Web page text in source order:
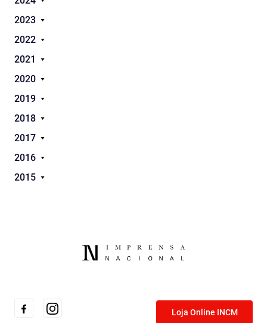
2023
2022
2021
2020
2019
2018
2017
2016
2015
Loja Online INCM